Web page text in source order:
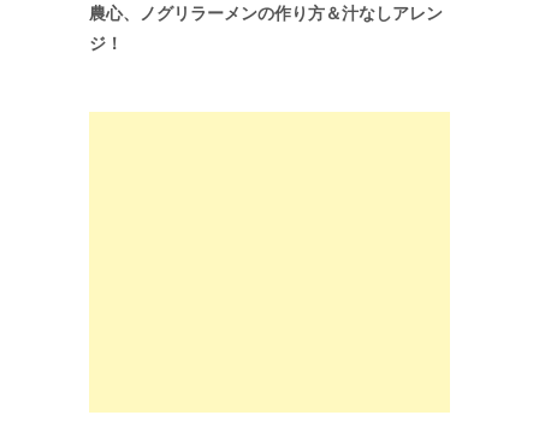
農心、ノグリラーメンの作り方＆汁なしアレン
ジ！